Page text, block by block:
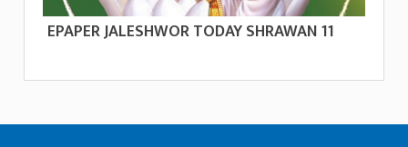
EPAPER JALESHWOR TODAY SHRAWAN 11